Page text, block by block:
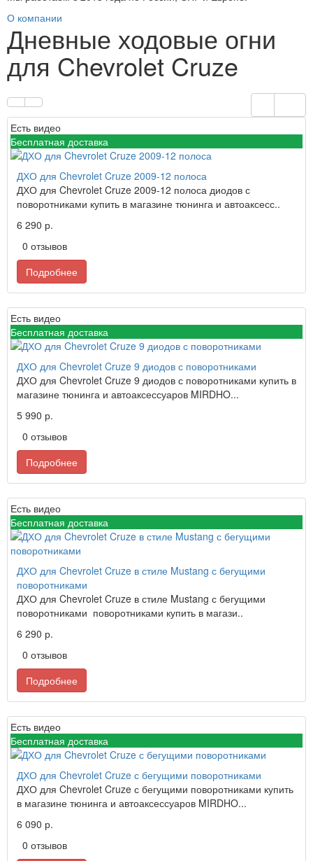
О компании
Дневные ходовые огни
для Chevrolet Cruze
Есть видео
Бесплатная доставка
ДХО для Chevrolet Cruze 2009-12 полоса
ДХО для Chevrolet Cruze 2009-12 полоса диодов с
поворотниками купить в магазине тюнинга и автоаксесс..
6 290 р.
0 отзывов
Подробнее
Есть видео
Бесплатная доставка
ДХО для Chevrolet Cruze 9 диодов с поворотниками
ДХО для Chevrolet Cruze 9 диодов с поворотниками купить в
магазине тюнинга и автоаксессуаров MIRDHO...
5 990 р.
0 отзывов
Подробнее
Есть видео
Бесплатная доставка
ДХО для Chevrolet Cruze в стиле Mustang с бегущими
поворотниками
ДХО для Chevrolet Cruze в стиле Mustang с бегущими
поворотниками поворотниками купить в магази..
6 290 р.
0 отзывов
Подробнее
Есть видео
Бесплатная доставка
ДХО для Chevrolet Cruze с бегущими поворотниками
ДХО для Chevrolet Cruze с бегущими поворотниками купить
в магазине тюнинга и автоаксессуаров MIRDHO...
6 090 р.
0 отзывов